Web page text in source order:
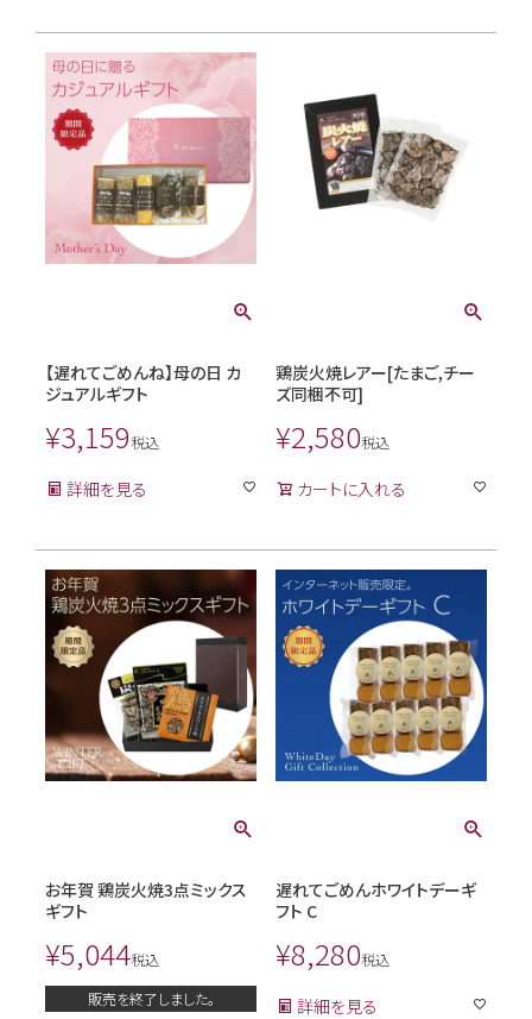
【遅れてごめんね】母の日 カ
ジュアルギフト
¥3,159税込
詳細を見る
鶏炭火焼レアー[たまご,チー
ズ同梱不可]
¥2,580税込
カートに入れる
お年賀 鶏炭火焼3点ミックス
ギフト
¥5,044税込
販売を終了しました。
遅れてごめんホワイトデーギ
フト C
¥8,280税込
詳細を見る